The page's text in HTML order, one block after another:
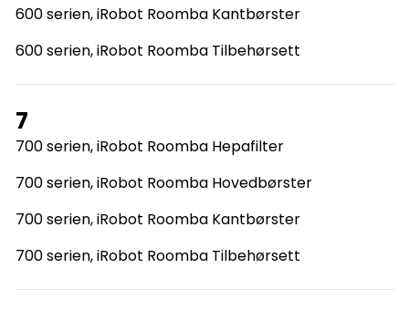
600 serien, iRobot Roomba Kantbørster
600 serien, iRobot Roomba Tilbehørsett
7
700 serien, iRobot Roomba Hepafilter
700 serien, iRobot Roomba Hovedbørster
700 serien, iRobot Roomba Kantbørster
700 serien, iRobot Roomba Tilbehørsett